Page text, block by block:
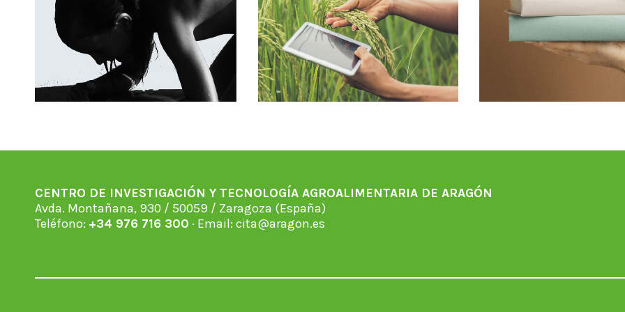
CENTRO DE INVESTIGACIÓN Y TECNOLOGÍA AGROALIMENTARIA DE ARAGÓN
Avda. Montañana, 930 / 50059 / Zaragoza (España)
Teléfono: +34 976 716 300 · Email: cita@aragon.es